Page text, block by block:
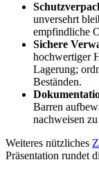
unversehrt
empfindliche
Sichere
hochwertiger
Lagerung;
Beständen.
Barren
nachweisen
Weiteres nützliches
Präsentation rundet